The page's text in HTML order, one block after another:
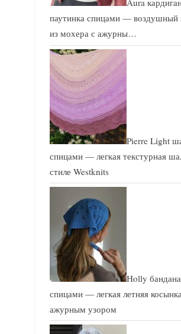
Aura
паутинка спицами — воздушный
из мохера с ажурны…
Pierre Light
спицами — легкая текстурная
стиле Westknits
Holly бандана
спицами — легкая летняя
ажурным узором